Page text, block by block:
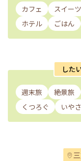
カフェ スイーツ
ホテル
ごはん
した
週末旅 絶景旅
くつろぐ
いや